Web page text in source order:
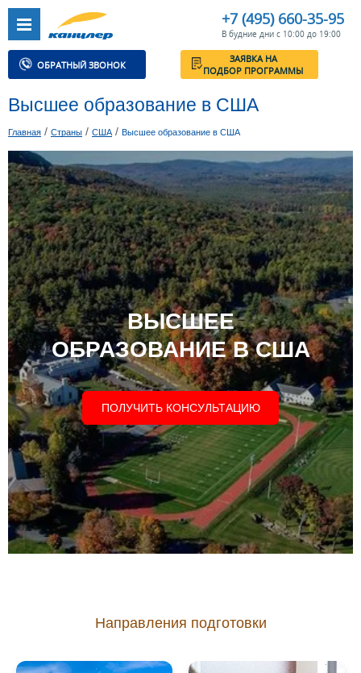
+7 (495) 660-35-95
В будние дни с 10:00 до 19:00
ОБРАТНЫЙ ЗВОНОК
ЗАЯВКА НА
ПОДБОР ПРОГРАММЫ
Высшее образование в США
Главная / Страны / США / Высшее образование в США
ВЫСШЕЕ
ОБРАЗОВАНИЕ В США
ПОЛУЧИТЬ КОНСУЛЬТАЦИЮ
Направления подготовки